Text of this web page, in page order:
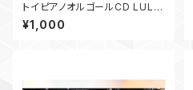
トイピアノオルゴールCD LULL
ABY
¥1,000